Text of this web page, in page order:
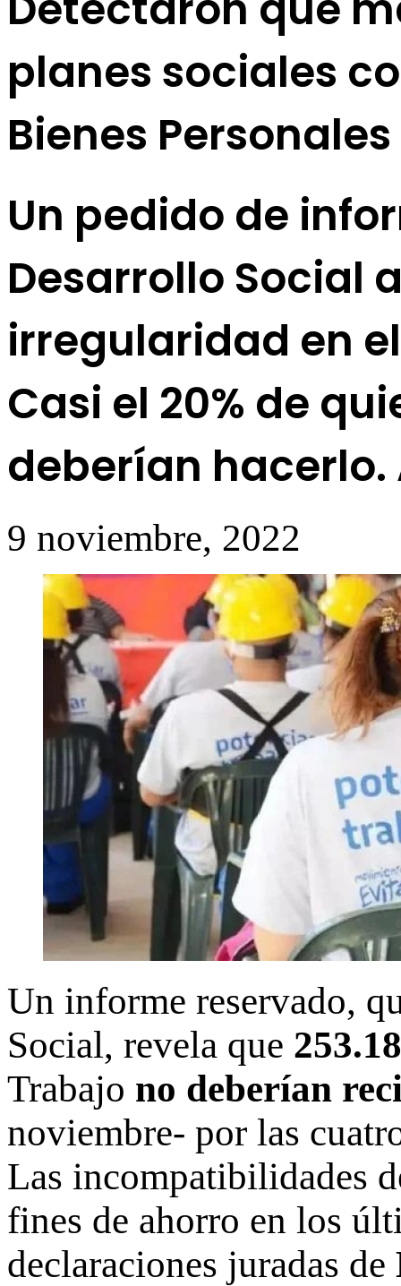
planes sociales
Bienes Personales
Un pedido de
Desarrollo Social
irregularidad en
Casi el 20% de
deberían
9 noviembre, 2022
Un informe reservado,
Social, revela que
Trabajo no deberían
noviembre- por las
Las incompatibilidades
fines de ahorro en los
declaraciones juradas de